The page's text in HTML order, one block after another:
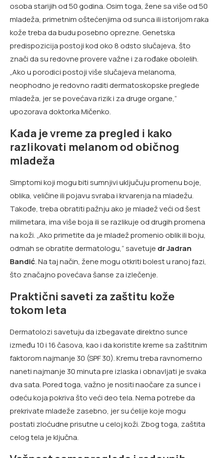
osoba starijih od 50 godina. Osim toga, žene sa više od 50
mladeža, primetnim oštećenjima od sunca ili istorijom raka
kože treba da budu posebno oprezne. Genetska
predispozicija postoji kod oko 8 odsto slučajeva, što
znači da su redovne provere važne i za rođake obolelih.
„Ako u porodici postoji više slučajeva melanoma,
neophodno je redovno raditi dermatoskopske preglede
mladeža, jer se povećava rizik i za druge organe,“
upozorava doktorka Mičenko.
Kada je vreme za pregled i kako
razlikovati melanom od običnog
mladeža
Simptomi koji mogu biti sumnjivi uključuju promenu boje,
oblika, veličine ili pojavu svraba i krvarenja na mladežu.
Takođe, treba obratiti pažnju ako je mladež veći od šest
milimetara, ima više boja ili se razlikuje od drugih promena
na koži. „Ako primetite da je mladež promenio oblik ili boju,
odmah se obratite dermatologu,“ savetuje dr Jadran
Bandić. Na taj način, žene mogu otkriti bolest u ranoj fazi,
što značajno povećava šanse za izlečenje.
Praktični saveti za zaštitu kože
tokom leta
Dermatolozi savetuju da izbegavate direktno sunce
između 10 i 16 časova, kao i da koristite kreme sa zaštitnim
faktorom najmanje 30 (SPF 30). Kremu treba ravnomerno
naneti najmanje 30 minuta pre izlaska i obnavljati je svaka
dva sata. Pored toga, važno je nositi naočare za sunce i
odeću koja pokriva što veći deo tela. Nema potrebe da
prekrivate mladeže zasebno, jer su ćelije koje mogu
postati zloćudne prisutne u celoj koži. Zbog toga, zaštita
celog tela je ključna.